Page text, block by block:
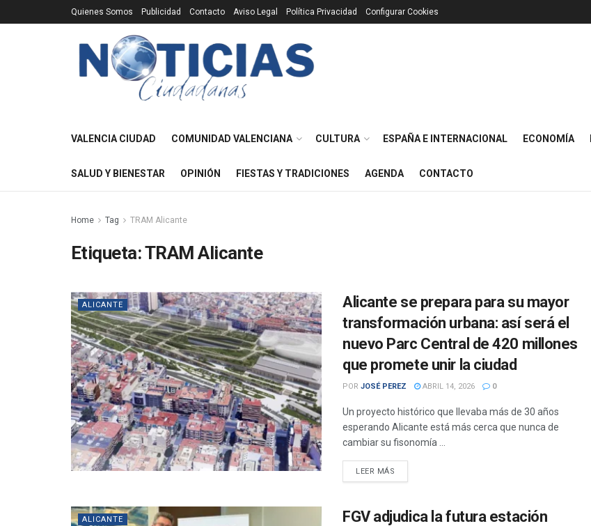
Quienes Somos Publicidad Contacto Aviso Legal Política Privacidad Configurar Cookies
VALENCIA CIUDAD COMUNIDAD VALENCIANA CULTURA ESPAÑA E INTERNACIONAL ECONOMÍA
SALUD Y BIENESTAR OPINIÓN FIESTAS Y TRADICIONES AGENDA CONTACTO
Home Tag TRAM Alicante
Etiqueta:TRAM Alicante
ALICANTE
Alicante se prepara para su mayor
transformación urbana: así será el
nuevo Parc Central de 420 millones
que promete unir la ciudad
POR JOSÉ PEREZ ABRIL 14, 2026 0
Un proyecto histórico que llevaba más de 30 años
esperando Alicante está más cerca que nunca de
cambiar su fisonomía ...
LEER MÁS
ALICANTE
FGV adjudica la futura estación